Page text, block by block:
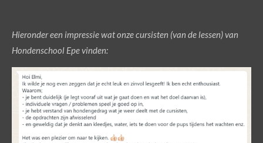
Hieronder een impressie wat onze cursisten (van de lessen) van
Hondenschool Epe vinden: